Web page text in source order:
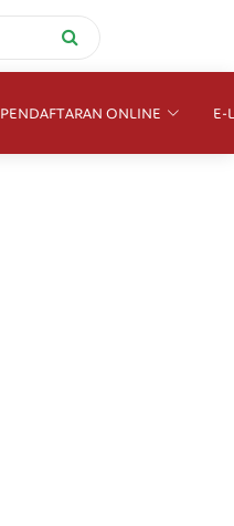
PENDAFTARAN ONLINE E-